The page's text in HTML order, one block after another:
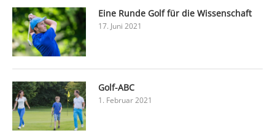
Eine Runde Golf für die Wissenschaft
17. Juni 2021
Golf-ABC
1. Februar 2021